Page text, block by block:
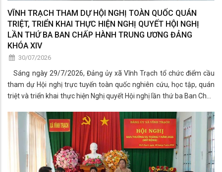
VĨNH TRẠCH THAM DỰ HỘI NGHỊ TOÀN QUỐC QUÁN
TRIỆT, TRIỂN KHAI THỰC HIỆN NGHỊ QUYẾT HỘI NGHỊ
LẦN THỨ BA BAN CHẤP HÀNH TRUNG ƯƠNG ĐẢNG
KHÓA XIV
30/07/2026
Sáng ngày 29/7/2026, Đảng ủy xã Vĩnh Trạch tổ chức điểm cầu
tham dự Hội nghị trực tuyến toàn quốc nghiên cứu, học tập, quán
triệt và triển khai thực hiện Nghị quyết Hội nghị lần thứ ba Ban Chấp